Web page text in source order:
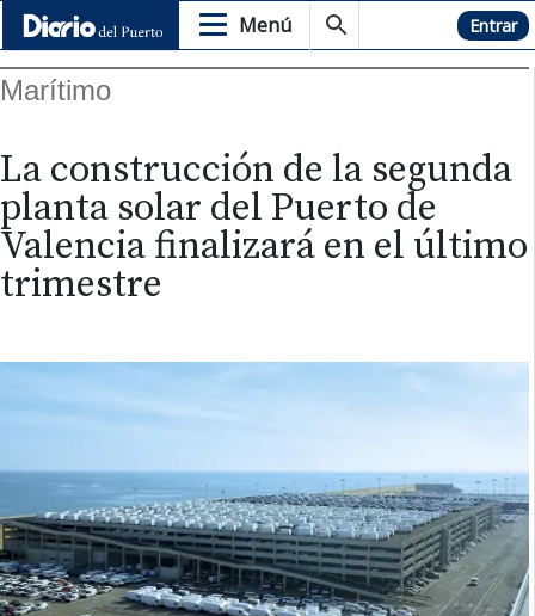
Menú Hemeroteca Entrar
Marítimo
La construcción de la segunda
planta solar del Puerto de
Valencia finalizará en el último
trimestre